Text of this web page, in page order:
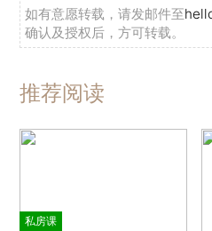
如有意愿转载，请发邮件至
确认及授权后，方可转载。
推荐阅读
私房课